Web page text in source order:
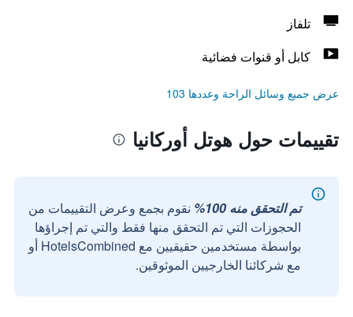
تلفاز
كابل أو قنوات فضائية
عرض جميع وسائل الراحة وعددها 103
تقييمات حول هوتل أوركانيا
تم التحقق منه 100%
نقوم بجمع وعرض التقييمات من
الحجوزات التي تم التحقق منها فقط والتي تم إجراؤها
بواسطة مستخدمين حقيقيين مع HotelsCombined أو
مع شركائنا الخارجيين الموثوقين.